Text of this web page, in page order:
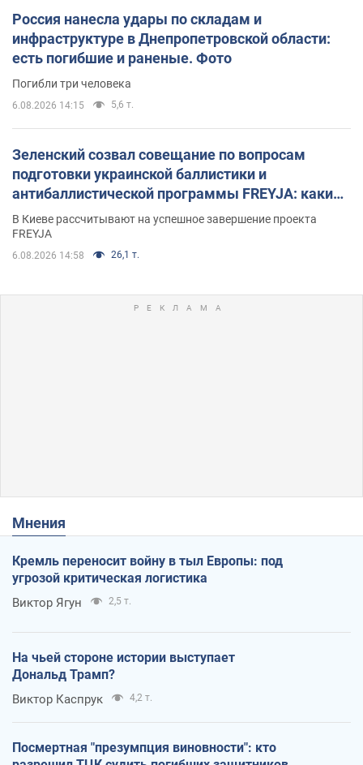
Россия нанесла удары по складам и
инфраструктуре в Днепропетровской области:
есть погибшие и раненые. Фото
Погибли три человека
6.08.2026 14:15 5,6 т.
Зеленский созвал совещание по вопросам
подготовки украинской баллистики и
антибаллистической программы FREYJA: какие
решения готовятся
В Киеве рассчитывают на успешное завершение проекта
FREYJA
6.08.2026 14:58 26,1 т.
Мнения
Кремль переносит войну в тыл Европы: под
угрозой критическая логистика
Виктор Ягун 2,5 т.
На чьей стороне истории выступает
Дональд Трамп?
Виктор Каспрук 4,2 т.
Посмертная "презумпция виновности": кто